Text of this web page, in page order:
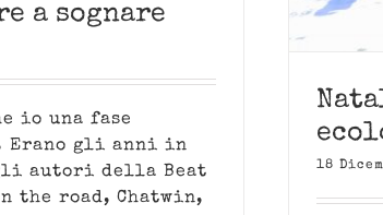
a sognare
io una fase
Erano gli anni in
autori della Beat
the road, Chatwin,
18